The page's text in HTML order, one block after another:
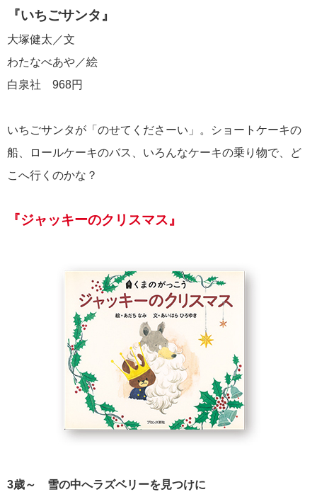
『いちごサンタ』
大塚健太／文
わたなべあや／絵
白泉社 968円
いちごサンタが「のせてくださーい」。ショートケーキの
船、ロールケーキのバス、いろんなケーキの乗り物で、ど
こへ行くのかな？
『ジャッキーのクリスマス』
3歳～ 雪の中へラズベリーを見つけに